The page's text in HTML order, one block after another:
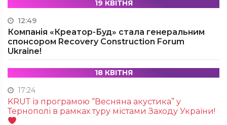
19 КВІТНЯ
12:49
Компанія «Креатор-Буд» стала генеральним
спонсором Recovery Construction Forum
Ukraine!
18 КВІТНЯ
17:24
KRUТ із програмою “Весняна акустика” у
Тернополі в рамках туру містами Заходу України!